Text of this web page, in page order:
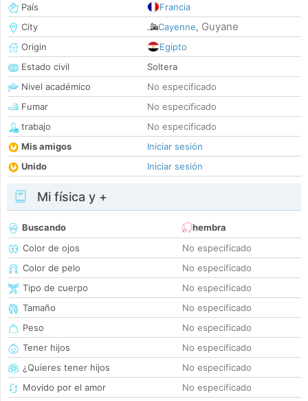
País
Francia
City
Cayenne, Guyane
Origin
Egipto
Estado civil
Soltera
Nivel académico
No especificado
Fumar
No especificado
trabajo
No especificado
Mis amigos
Iniciar sesión
Unido
Iniciar sesión
Mi física y +
Buscando
hembra
Color de ojos
No especificado
Color de pelo
No especificado
Tipo de cuerpo
No especificado
Tamaño
No especificado
Peso
No especificado
Tener hijos
No especificado
¿Quieres tener hijos
No especificado
Movido por el amor
No especificado